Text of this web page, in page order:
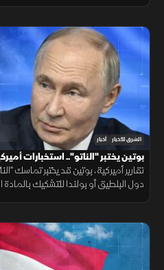
الشرق للأخبار أخبار
بوتين يختبر "الناتو".. استخبارات
تقارير أميركية، بوتين قد يختبر تماسك